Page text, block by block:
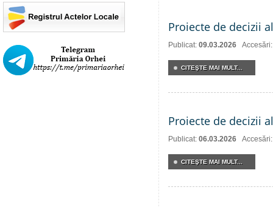
Proiecte de decizii
Publicat: 09.03.2026
CITEŞTE MAI MULT...
Proiecte de decizii
Publicat: 06.03.2026
CITEŞTE MAI MULT...